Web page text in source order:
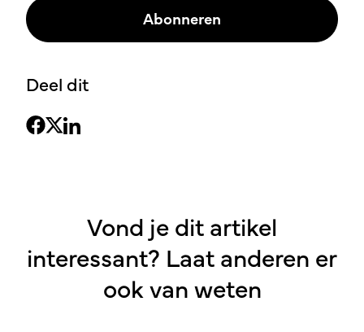
Deel dit
Vond je dit artikel
interessant? Laat anderen er
ook van weten